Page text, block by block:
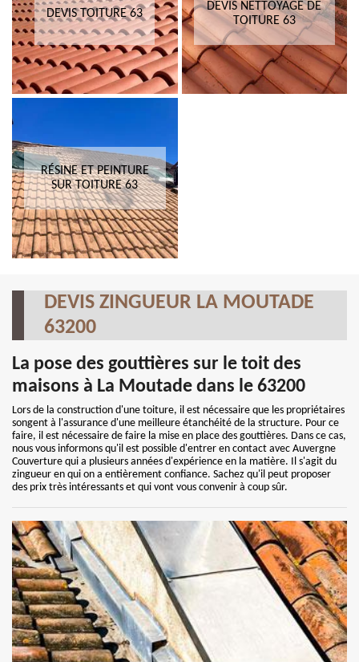
DEVIS TOITURE 63
DEVIS NETTOYAGE DE
TOITURE 63
RÉSINE ET PEINTURE
SUR TOITURE 63
DEVIS ZINGUEUR LA MOUTADE
63200
La pose des gouttières sur le toit des
maisons à La Moutade dans le 63200
Lors de la construction d'une toiture, il est nécessaire que les propriétaires
songent à l'assurance d'une meilleure étanchéité de la structure. Pour ce
faire, il est nécessaire de faire la mise en place des gouttières. Dans ce cas,
nous vous informons qu'il est possible d'entrer en contact avec Auvergne
Couverture qui a plusieurs années d'expérience en la matière. Il s'agit du
zingueur en qui on a entièrement confiance. Sachez qu'il peut proposer
des prix très intéressants et qui vont vous convenir à coup sûr.